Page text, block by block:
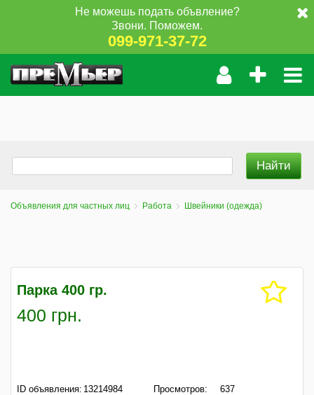
Не можешь подать объвление?
Звони. Поможем.
099-971-37-72
Объявления для частных лиц Работа Швейники (одежда)
Парка 400 гр.
400 грн.
ID объявления: 13214984
Просмотров: 637